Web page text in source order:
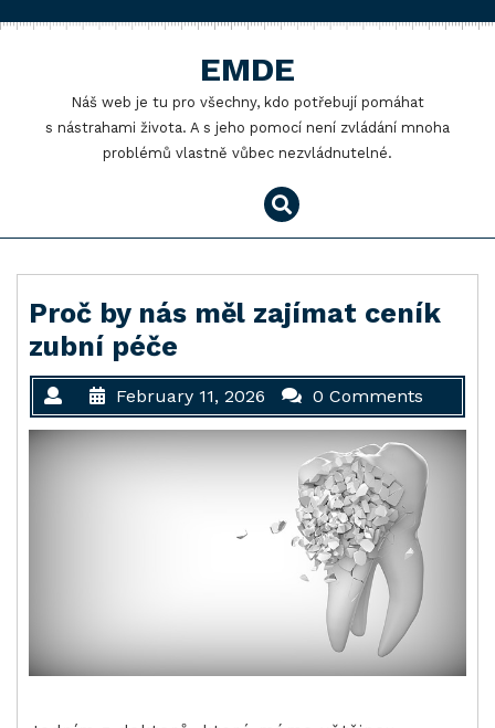
EMDE
Náš web je tu pro všechny, kdo potřebují pomáhat
s nástrahami života. A s jeho pomocí není zvládání mnoha
problémů vlastně vůbec nezvládnutelné.
Proč by nás měl zajímat ceník
zubní péče
February 11, 2026 0 Comments